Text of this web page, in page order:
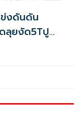
ข่งดันดัน
ลุยงัด5Tปู